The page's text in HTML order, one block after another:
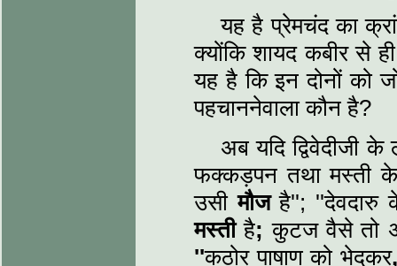
यह है प्रेमचंद का
क्‍योंकि शायद कबीर से
यह है कि इन दोनों को
पहचाननेवाला कौन है?
अब यदि द्विवेदीजी
फक्कड़पन तथा मस्‍ती
उसीमौजहै''; ''देवदारु
मस्‍तीहै; कुटज वैसे तो
''कठोर पाषाण को भेदकर